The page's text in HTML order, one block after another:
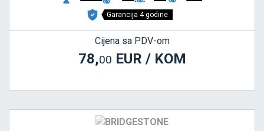
Garancija 4 godine
Cijena sa PDV-om
78,00 EUR / KOM